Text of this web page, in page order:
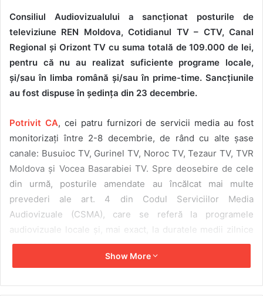
Consiliul Audiovizualului a sancționat posturile de
televiziune REN Moldova, Cotidianul TV – CTV, Canal
Regional și Orizont TV cu suma totală de 109.000 de lei,
pentru că nu au realizat suficiente programe locale,
și/sau în limba română și/sau în prime-time. Sancțiunile
au fost dispuse în ședința din 23 decembrie.
Potrivit CA, cei patru furnizori de servicii media au fost
monitorizați între 2-8 decembrie, de rând cu alte șase
canale: Busuioc TV, Gurinel TV, Noroc TV, Tezaur TV, TVR
Moldova și Vocea Basarabiei TV. Spre deosebire de cele
din urmă, posturile amendate au încălcat mai multe
prevederi ale art. 4 din Codul Serviciilor Media
Audiovizuale (CSMA), care se referă la programele
audiovizuale locale și, mai exact, la duratele medii zilnice
ale acestora.
SRL, Asociația Obștească People for free media, Canal
Show More